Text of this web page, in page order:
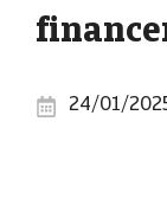
24/01/